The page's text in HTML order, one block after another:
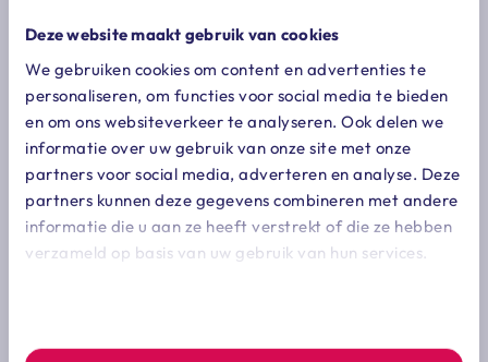
Deze website maakt gebruik van cookies
We gebruiken cookies om content en advertenties te
personaliseren, om functies voor social media te bieden
en om ons websiteverkeer te analyseren. Ook delen we
informatie over uw gebruik van onze site met onze
partners voor social media, adverteren en analyse. Deze
partners kunnen deze gegevens combineren met andere
informatie die u aan ze heeft verstrekt of die ze hebben
verzameld op basis van uw gebruik van hun services.
bevestigde dit standpunt. hierdoor
wordt de pachtovereenkomst voor de
wettelijke duur van 6 jaar vastgelegd.
tip
in de agrosector wordt veel gebruik gemaakt van
maatschappen, vof’s en dergelijke om fiscaal te
sturen. controleer elke keer of de civiele gevolgen